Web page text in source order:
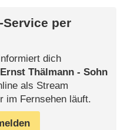
per
dich
Ernst Thälmann - Sohn
als Stream
im Fernsehen läuft.